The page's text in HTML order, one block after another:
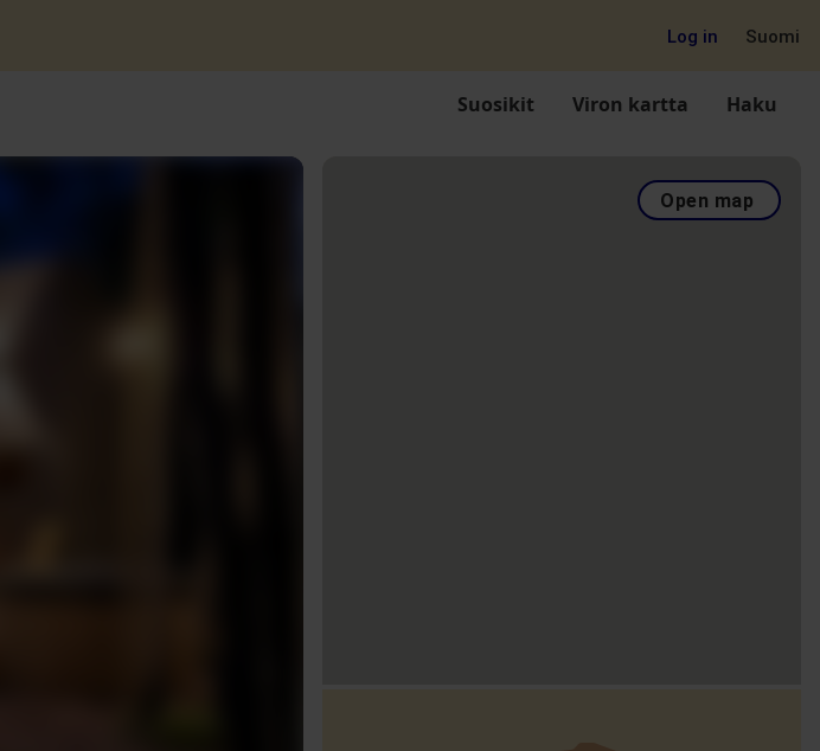
Log in Suomi
Suosikit Viron kartta Haku
Open map